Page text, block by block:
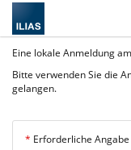
Eine lokale Anmeldung
Bitte verwenden Sie die
gelangen.
* Erforderliche Angabe